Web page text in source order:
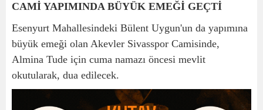
CAMİ YAPIMINDA BÜYÜK EMEĞİ GEÇTİ
Esenyurt Mahallesindeki Bülent Uygun'un da yapımına
büyük emeği olan Akevler Sivasspor Camisinde,
Almina Tude için cuma namazı öncesi mevlit
okutularak, dua edilecek.